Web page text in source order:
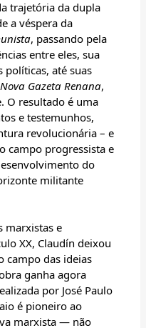
trajetória da dupla
a véspera da
, passando pela
entre eles, sua
políticas, até suas
Gazeta Renana,
O resultado é uma
e testemunhos,
revolucionária – e
campo progressista e
do
militante
marxistas e
XX, Claudín deixou
campo das ideias
ganha agora
por José Paulo
é pioneiro ao
marxista — não